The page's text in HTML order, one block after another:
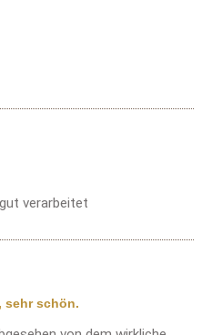
verarbeitet
sehr schön.